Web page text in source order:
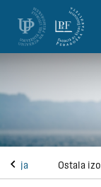
Skoči na vsebino
Ostala